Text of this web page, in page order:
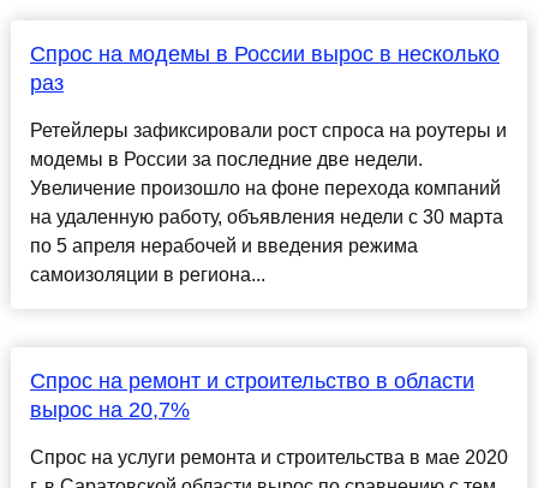
Спрос на модемы в России вырос в несколько
раз
Ретейлеры зафиксировали рост спроса на роутеры и
модемы в России за последние две недели.
Увеличение произошло на фоне перехода компаний
на удаленную работу, объявления недели с 30 марта
по 5 апреля нерабочей и введения режима
самоизоляции в региона...
Спрос на ремонт и строительство в области
вырос на 20,7%
Спрос на услуги ремонта и строительства в мае 2020